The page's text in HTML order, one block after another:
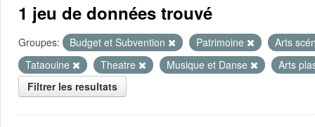
1 jeu de données trouvé
Groupes: Budget et Subvention Patrimoine
Arts
Tataouine
Theatre Musique et Danse
Arts
Filtrer les resultats